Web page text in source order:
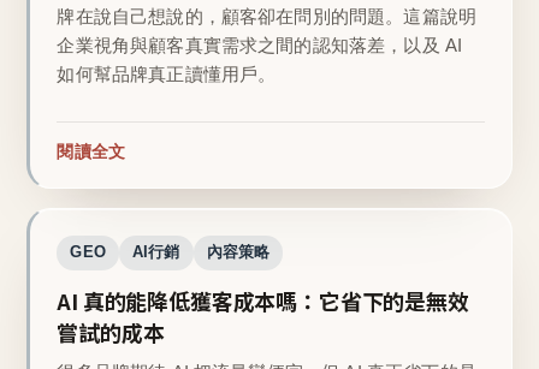
牌在說自己想說的，顧客卻在問別的問題。這篇說明
企業視角與顧客真實需求之間的認知落差，以及 AI
如何幫品牌真正讀懂用戶。
閱讀全文
GEO AI行銷 內容策略
AI 真的能降低獲客成本嗎：它省下的是無效
嘗試的成本